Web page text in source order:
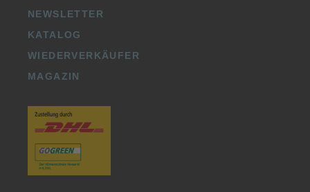
NEWSLETTER
KATALOG
WIEDERVERKÄUFER
MAGAZIN